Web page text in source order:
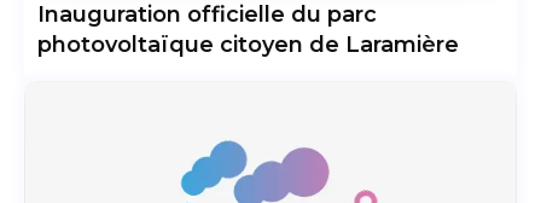
Inauguration officielle du parc
photovoltaïque citoyen de Laramière